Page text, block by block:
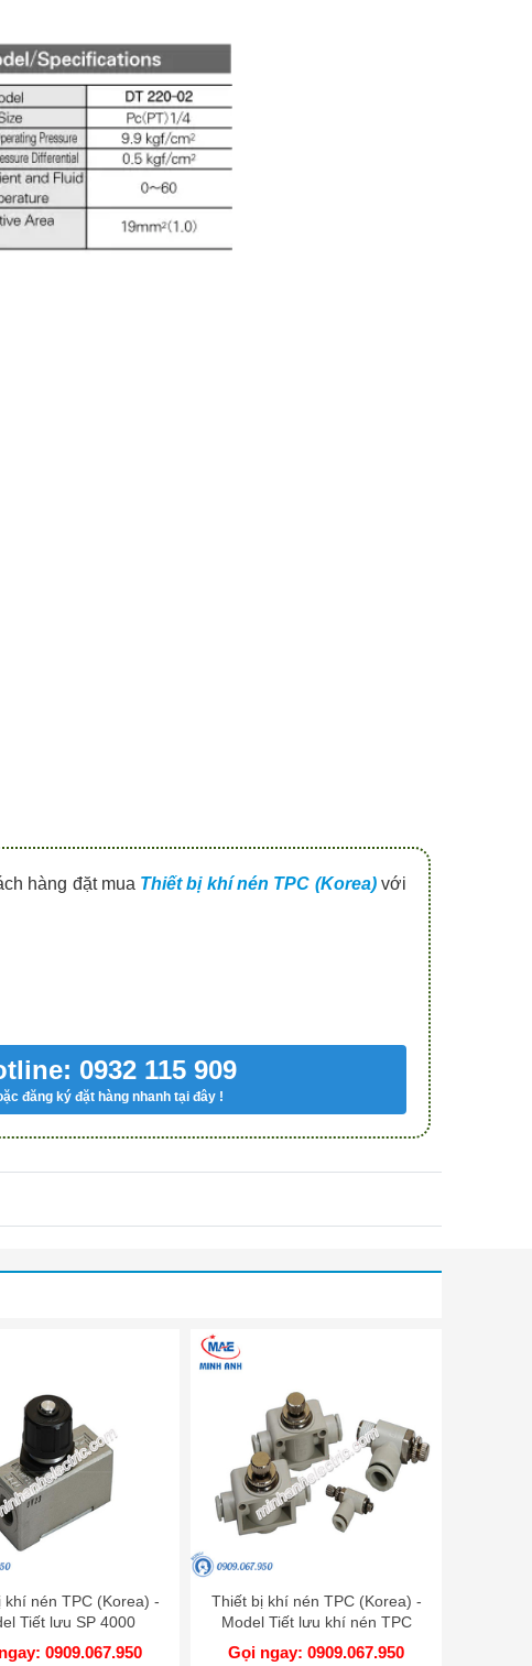
hàng đặt mua Thiết bị khí nén TPC (Korea) với
0932 115 909
đăng ký đặt hàng nhanh tại đây !
khí nén TPC (Korea) -
Tiết lưu SP 4000
0909.067.950
Thiết bị khí nén TPC (Korea) -
Model Tiết lưu khí nén TPC
Gọi ngay: 0909.067.950